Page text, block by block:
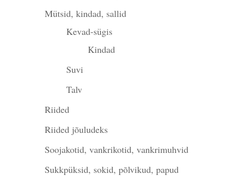
Mütsid, kindad, sallid
Kevad-sügis
Kindad
Suvi
Talv
Riided
Riided jõuludeks
Soojakotid, vankrikotid, vankrimuhvid
Sukkpüksid, sokid, põlvikud, papud